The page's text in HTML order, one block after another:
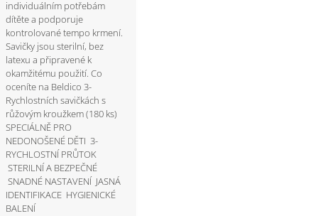
individuálním potřebám
dítěte a podporuje
kontrolované tempo krmení.
Savičky jsou sterilní, bez
latexu a připravené k
okamžitému použití. Co
oceníte na Beldico 3-
Rychlostních savičkách s
růžovým kroužkem (180 ks)
SPECIÁLNĚ PRO
NEDONOŠENÉ DĚTI 3-
RYCHLOSTNÍ PRŮTOK
STERILNÍ A BEZPEČNÉ
SNADNÉ NASTAVENÍ JASNÁ
IDENTIFIKACE HYGIENICKÉ
BALENÍ